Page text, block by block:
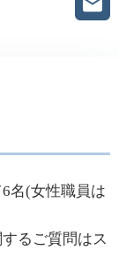
名(女性職員は
るご質問はス